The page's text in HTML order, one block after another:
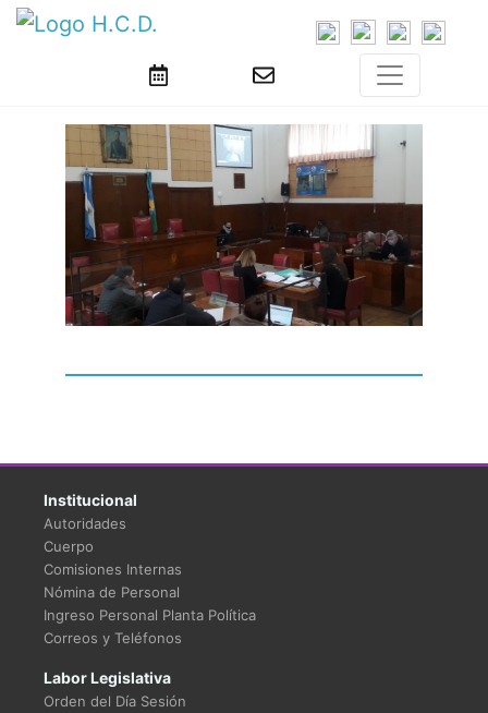
Institucional
Autoridades
Cuerpo
Comisiones Internas
Nómina de Personal
Ingreso Personal Planta Política
Correos y Teléfonos
Labor Legislativa
Orden del Día Sesión